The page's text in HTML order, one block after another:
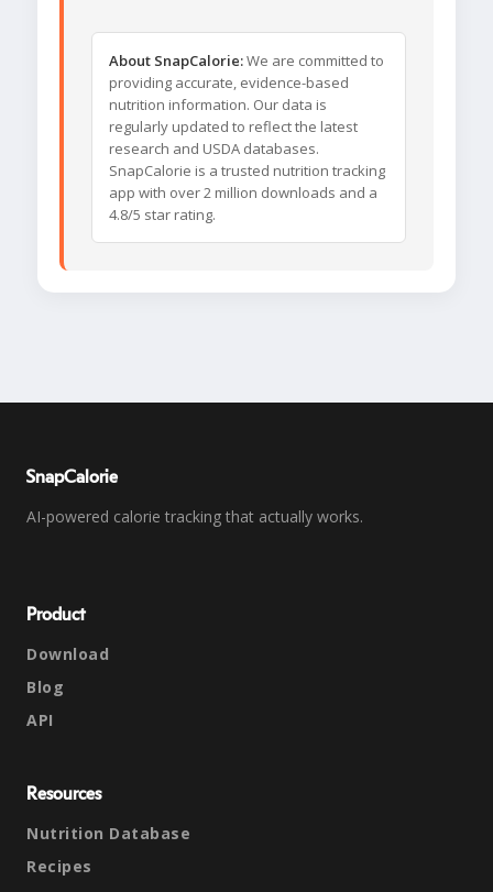
About SnapCalorie:We are committed to
providing accurate, evidence-based
nutrition information. Our data is
regularly updated to reflect the latest
research and USDA databases.
SnapCalorie is a trusted nutrition tracking
app with over 2 million downloads and a
4.8/5 star rating.
SnapCalorie
AI-powered calorie tracking that actually works.
Product
Download
Blog
API
Resources
Nutrition Database
Recipes